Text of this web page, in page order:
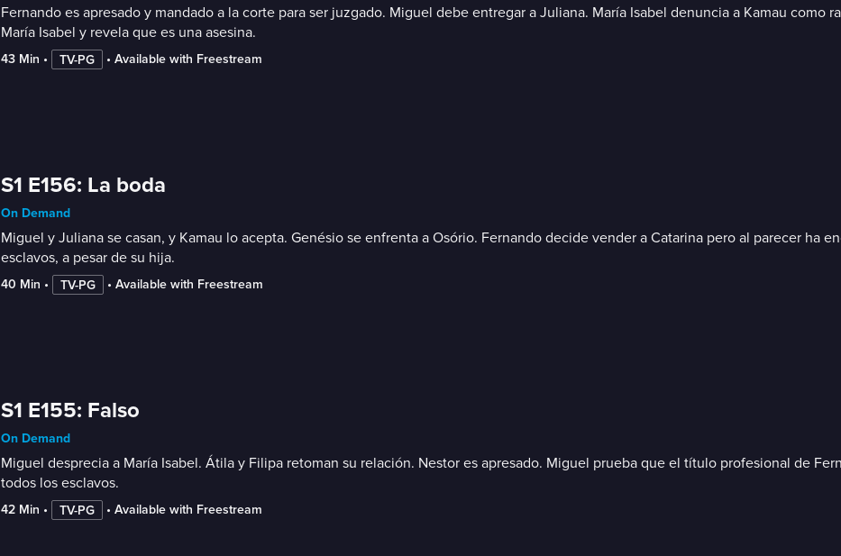
Fernando es apresado y mandado a la corte para ser juzgado. Miguel debe entregar a Juliana. María Isabel denuncia a Kamau como
María Isabel y revela que es una asesina.
43 Min • TV-PG • Available with Freestream
S1 E156: La boda
On Demand
Miguel y Juliana se casan, y Kamau lo acepta. Genésio se enfrenta a Osório. Fernando decide vender a Catarina pero al parecer ha
esclavos, a pesar de su hija.
40 Min • TV-PG • Available with Freestream
S1 E155: Falso
On Demand
Miguel desprecia a María Isabel. Átila y Filipa retoman su relación. Nestor es apresado. Miguel prueba que el título profesional de
todos los esclavos.
42 Min • TV-PG • Available with Freestream